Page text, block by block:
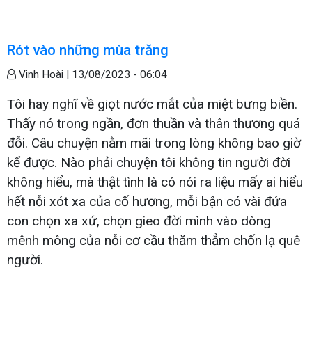
Rót vào những mùa trăng
Vinh Hoài | 13/08/2023 - 06:04
Tôi hay nghĩ về giọt nước mắt của miệt bưng biền.
Thấy nó trong ngần, đơn thuần và thân thương quá
đỗi. Câu chuyện nằm mãi trong lòng không bao giờ
kể được. Nào phải chuyện tôi không tin người đời
không hiểu, mà thật tình là có nói ra liệu mấy ai hiểu
hết nỗi xót xa của cố hương, mỗi bận có vài đứa
con chọn xa xứ, chọn gieo đời mình vào dòng
mênh mông của nỗi cơ cầu thăm thẳm chốn lạ quê
người.